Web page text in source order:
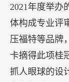
2021年度举办
体构成专业评
压福特等品牌
卡摘得此项桂
抓人眼球的设